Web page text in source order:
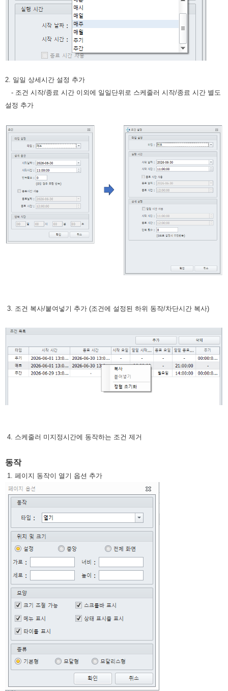
2. 일일 상세시간 설정 추가
- 조건 시작/종료 시간 이외에 일일단위로 스케줄러 시작/종료 시간 별도
설정 추가
3. 조건 복사/붙여넣기 추가 (조건에 설정된 하위 동작/차단시간 복사)
4. 스케줄러 미지정시간에 동작하는 조건 제거
동작
1. 페이지 동작이 열기 옵션 추가